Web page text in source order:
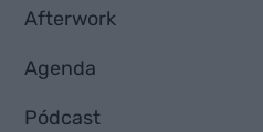
Afterwork
Agenda
Pódcast